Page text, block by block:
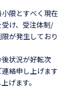
限とすべく現在
け、受注体制/
が発生しており
状況が好転次
絡申し上げます
げます。